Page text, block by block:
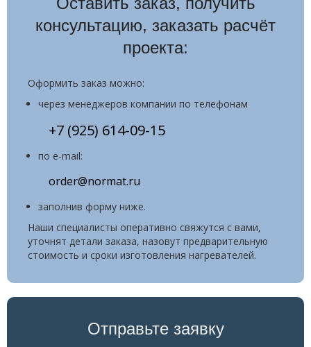
Позисторные обогреватели шкафов автоматики
Стандартные компоненты для пластиковой прессформы
О КОМПАНИИ
СОТРУДНИЧЕСТВО
СЕРТИФИКАТЫ
ГАЛЕРЕЯ
консультацию, заказать расчёт
проекта:
Оформить заказ можно:
через менеджеров компании по телефонам
+7 (925) 614-09-15
по e-mail:
order@normat.ru
заполнив форму ниже.
Наши специалисты оперативно свяжутся с вами,
уточнят детали заказа, назовут предварительную
стоимость и сроки изготовления нагревателей.
Отправьте заявку